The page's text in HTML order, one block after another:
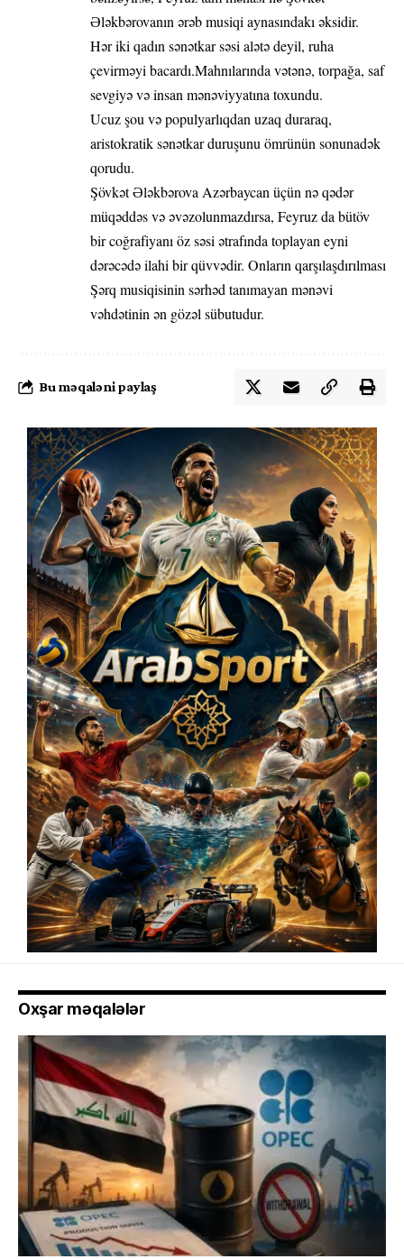
Ələkbərovanın ərəb musiqi aynasındakı əksidir.
Hər iki qadın sənətkar səsi alətə deyil, ruha
çevirməyi bacardı.Mahnılarında vətənə, torpağa, saf
sevgiyə və insan mənəviyyatına toxundu.
Ucuz şou və populyarlıqdan uzaq duraraq,
aristokratik sənətkar duruşunu ömrünün sonunadək
qorudu.
Şövkət Ələkbərova Azərbaycan üçün nə qədər
müqəddəs və əvəzolunmazdırsa, Feyruz da bütöv
bir coğrafiyanı öz səsi ətrafında toplayan eyni
dərəcədə ilahi bir qüvvədir. Onların qarşılaşdırılması
Şərq musiqisinin sərhəd tanımayan mənəvi
vəhdətinin ən gözəl sübutudur.
Bu məqaləni paylaş
Oxşar məqalələr